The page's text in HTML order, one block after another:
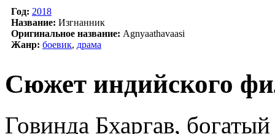
Год: 2018
Название: Изгнанник
Оригинальное название: Agnyaathavaasi
Жанр: боевик, драма
Сюжет индийского
Говинда Бхаргав,